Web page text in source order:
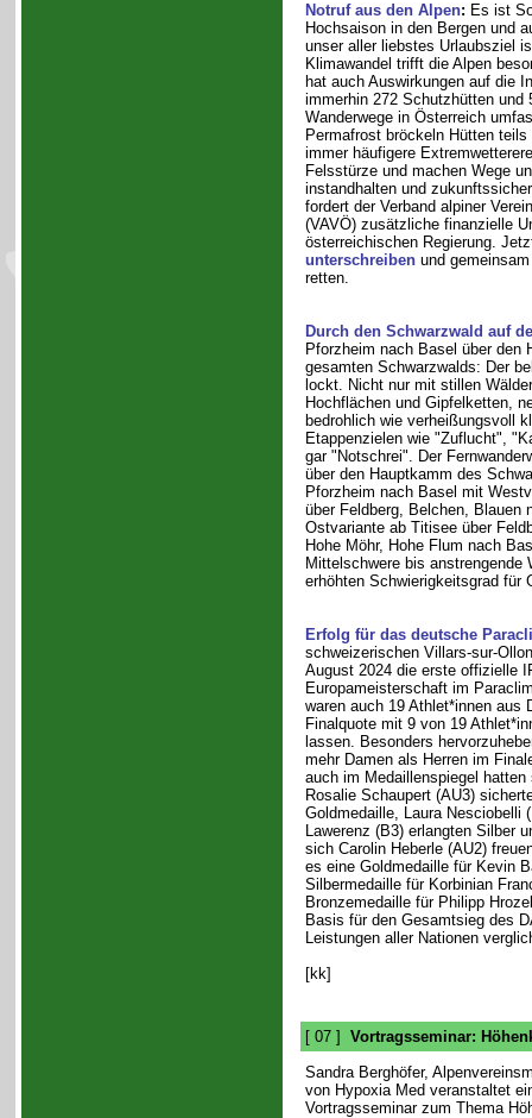
Notruf aus den Alpen: Es ist
Hochsaison in den Bergen und
unser aller liebstes Urlaubsziel
Klimawandel trifft die Alpen
hat auch Auswirkungen auf die
immerhin 272 Schutzhütten und
Wanderwege in Österreich
Permafrost bröckeln Hütten
immer häufigere
Felsstürze und machen Wege
instandhalten und
fordert der Verband alpiner
(VAVÖ) zusätzliche finanzielle
österreichischen Regierung.
unterschreibenund gemeinsam
retten.
Durch den Schwarzwald auf
Pforzheim nach Basel über den
gesamten Schwarzwalds: Der
lockt. Nicht nur mit stillen
Hochflächen und Gipfelketten,
bedrohlich wie verheißungsvoll
Etappenzielen wie "Zuflucht",
gar "Notschrei". Der
über den Hauptkamm des
Pforzheim nach Basel mit
über Feldberg, Belchen, Blauen
Ostvariante ab Titisee über
Hohe Möhr, Hohe Flum nach
Mittelschwere bis anstrengende
erhöhten Schwierigkeitsgrad für
Erfolg für das deutsche
schweizerischen Villars-sur-
August 2024 die erste offizielle
Europameisterschaft im
waren auch 19 Athlet*innen aus
Finalquote mit 9 von 19
lassen. Besonders
mehr Damen als Herren im
auch im Medaillenspiegel
Rosalie Schaupert (AU3)
Goldmedaille, Laura Nesciobelli
Lawerenz (B3) erlangten Silber
sich Carolin Heberle (AU2)
es eine Goldmedaille für Kevin
Silbermedaille für Korbinian
Bronzemedaille für Philipp
Basis für den Gesamtsieg des
Leistungen aller Nationen
[kk]
[ 07 ] Vortragsseminar:
Sandra Berghöfer,
von Hypoxia Med veranstaltet
Vortragsseminar zum Thema